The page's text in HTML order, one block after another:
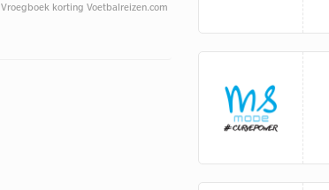
Vroegboek korting Voetbalreizen.com